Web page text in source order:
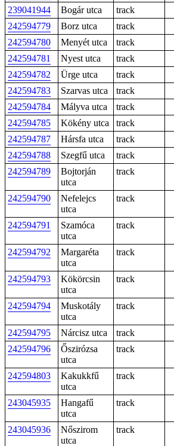
239041944
Bogár utca
track
242594779
Borz utca
track
242594780
Menyét utca
track
242594781
Nyest utca
track
242594782
Ürge utca
track
242594783
Szarvas utca
track
242594784
Mályva utca
track
242594785
Kökény utca
track
242594787
Hársfa utca
track
242594788
Szegfű utca
track
242594789
Bojtorján
utca
track
242594790
Nefelejcs
utca
track
242594791
Szamóca
utca
track
242594792
Margaréta
utca
track
242594793
Kökörcsin
utca
track
242594794
Muskotály
utca
track
242594795 Nárcisz utca
track
242594796
Őszirózsa
utca
track
242594803
Kakukkfű
utca
track
243045935
Hangafű
utca
track
243045936
Nőszirom
utca
track